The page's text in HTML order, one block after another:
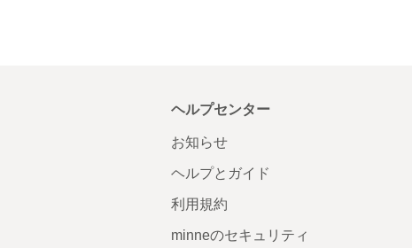
ヘルプセンター
お知らせ
ヘルプとガイド
利用規約
minneのセキュリティ